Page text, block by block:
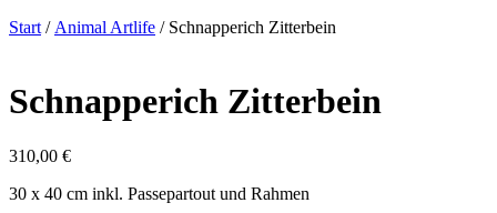
Start / Animal Artlife / Schnapperich Zitterbein
Schnapperich Zitterbein
310,00 €
30 x 40 cm inkl. Passepartout und Rahmen